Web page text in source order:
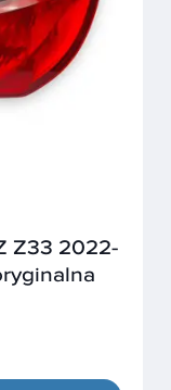
Z33 2022-